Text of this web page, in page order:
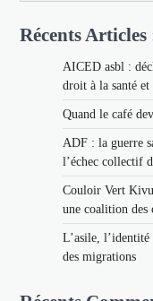
Récents Articles
AICED asbl :
droit à la santé
Quand le café
ADF : la guerre
l’échec collectif
Couloir Vert
une coalition des
L’asile,
des migrations